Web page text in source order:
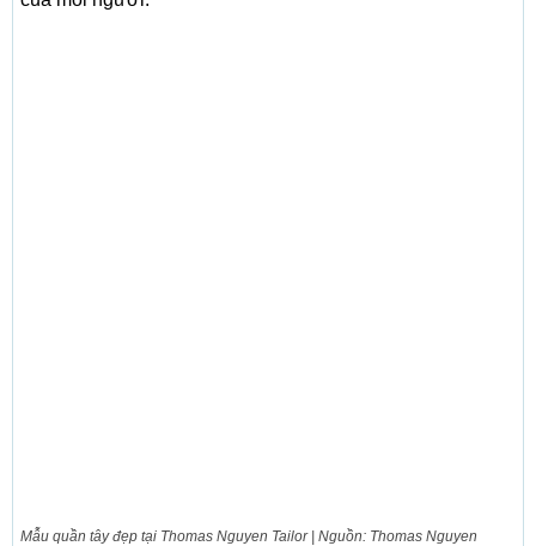
Mẫu quần tây đẹp tại Thomas Nguyen Tailor | Nguồn: Thomas Nguyen